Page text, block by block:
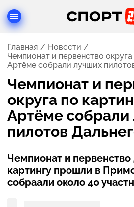
Главная
Новости
Чемпионат и первенство округа
Артёме собрали лучших
Чемпионат и
округа по
Артёме собрали
пилотов
Чемпионат и
картингу прошли в
собраали около 40